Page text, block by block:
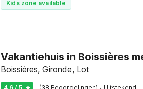
Kids zone available
Vakantiehuis in Boissières
Boissières, Gironde, Lot